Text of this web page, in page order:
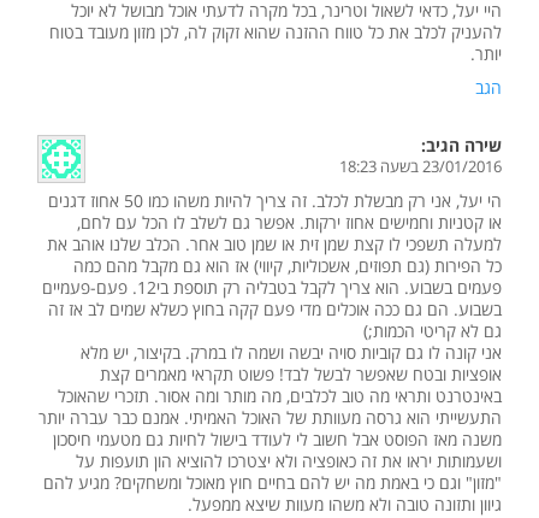
היי יעל, כדאי לשאול וטרינר, בכל מקרה לדעתי אוכל מבושל לא יוכל
להעניק לכלב את כל טווח ההזנה שהוא זקוק לה, לכן מזון מעובד בטוח
יותר.
הגב
שירה הגיב:
23/01/2016 בשעה 18:23
הי יעל, אני רק מבשלת לכלב. זה צריך להיות משהו כמו 50 אחוז דגנים
או קטניות וחמישים אחוז ירקות. אפשר גם לשלב לו הכל עם לחם,
למעלה תשפכי לו קצת שמן זית או שמן טוב אחר. הכלב שלנו אוהב את
כל הפירות (גם תפוזים, אשכוליות, קיווי) אז הוא גם מקבל מהם כמה
פעמים בשבוע. הוא צריך לקבל בטבליה רק תוספת בי12. פעם-פעמיים
בשבוע. הם גם ככה אוכלים מדי פעם קקה בחוץ כשלא שמים לב אז זה
גם לא קריטי הכמות;)
אני קונה לו גם קוביות סויה יבשה ושמה לו במרק. בקיצור, יש מלא
אופציות ובטח שאפשר לבשל לבד! פשוט תקראי מאמרים קצת
באינטרנט ותראי מה טוב לכלבים, מה מותר ומה אסור. תזכרי שהאוכל
התעשייתי הוא גרסה מעוותת של האוכל האמיתי. אמנם כבר עברה יותר
משנה מאז הפוסט אבל חשוב לי לעודד בישול לחיות גם מטעמי חיסכון
ושעמותות יראו את זה כאופציה ולא יצטרכו להוציא הון תועפות על
"מזון" וגם כי באמת מה יש להם בחיים חוץ מאוכל ומשחקים? מגיע להם
גיוון ותזונה טובה ולא משהו מעוות שיצא ממפעל.